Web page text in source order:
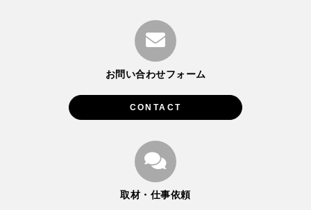
お問い合わせフォーム
CONTACT
取材・仕事依頼